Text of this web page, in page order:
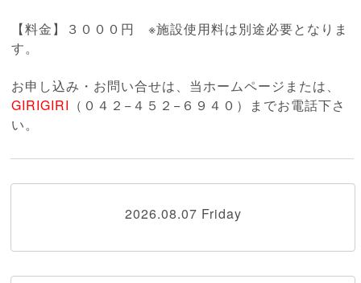
【料金】３０００円※施設使用料は別途必要となりま
す。
お申し込み・お問い合せは、当ホームページまたは、
GIRIGIRI （０４２−４５２−６９４０）までお電話下さ
い。
2026.08.07 Friday